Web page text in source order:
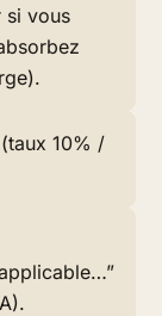
si vous
10% /